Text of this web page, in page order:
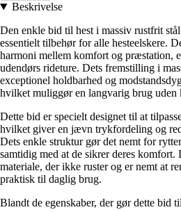
Beskrivelse
Den enkle bid til hest i massiv rustfrit
essentielt tilbehør for alle hesteelskere.
harmoni mellem komfort og præstation,
udendørs rideture. Dets fremstilling i
exceptionel holdbarhed og
hvilket muliggør en langvarig brug uden
Dette bid er specielt designet til at
hvilket giver en jævn trykfordeling og
Dets enkle struktur gør det nemt for
samtidig med at de sikrer deres komfort.
materiale, der ikke ruster og er nemt at
praktisk til daglig brug.
Blandt de egenskaber, der gør dette bid